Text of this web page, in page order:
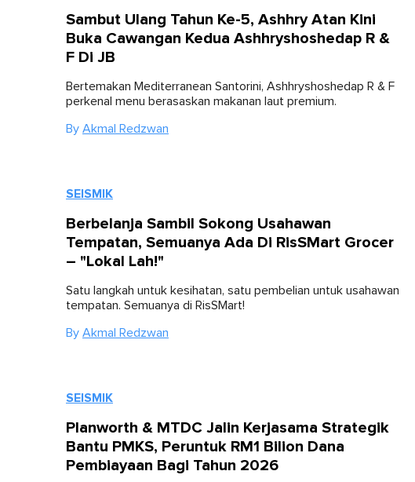
Sambut Ulang Tahun Ke-5, Ashhry Atan Kini
Buka Cawangan Kedua Ashhryshoshedap R &
F Di JB
Bertemakan Mediterranean Santorini, Ashhryshoshedap R & F
perkenal menu berasaskan makanan laut premium.
By Akmal Redzwan
SEISMIK
Berbelanja Sambil Sokong Usahawan
Tempatan, Semuanya Ada Di RisSMart Grocer
– "Lokal Lah!"
Satu langkah untuk kesihatan, satu pembelian untuk usahawan
tempatan. Semuanya di RisSMart!
By Akmal Redzwan
SEISMIK
Planworth & MTDC Jalin Kerjasama Strategik
Bantu PMKS, Peruntuk RM1 Bilion Dana
Pembiayaan Bagi Tahun 2026